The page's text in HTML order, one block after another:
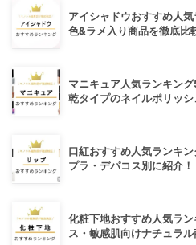
アイシャドウおすすめ人
色&ラメ入り商品を徹底比
マニキュア人気ランキン
乾タイプのネイルポリッシ
口紅おすすめ人気ランキ
プラ・デパコス別に紹介！
化粧下地おすすめ人気ラ
ス・敏感肌向けナチュラル